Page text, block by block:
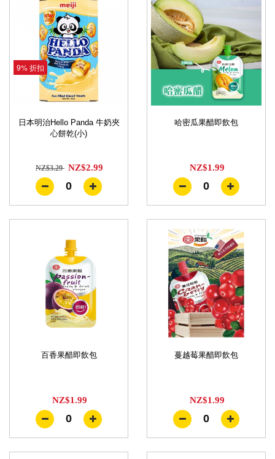
9% 折扣
日本明治Hello Panda 牛奶夾
心餅乾(小)
NZ$3.29 NZ$2.99
0
哈密瓜果醋即飲包
NZ$1.99
0
百香果醋即飲包
NZ$1.99
0
蔓越莓果醋即飲包
NZ$1.99
0